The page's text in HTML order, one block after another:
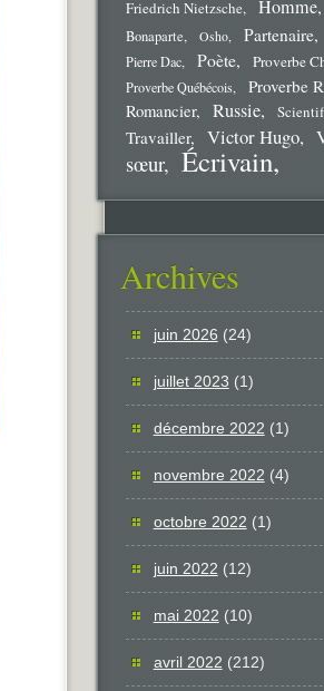
Friedrich Nietzsche Homme
Bonaparte
Osho Partenaire
Pierre Dac Poète Proverbe
Proverbe Québécois Proverbe
Romancier Russie
Travailler Victor Hugo
sœur
Écrivain
Archives
juin 2026 (24)
juillet 2023 (1)
décembre 2022 (1)
novembre 2022 (4)
octobre 2022 (1)
juin 2022 (12)
mai 2022 (10)
avril 2022 (212)